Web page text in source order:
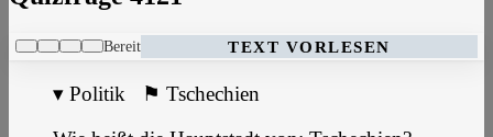
Bereit TEXT VORLESEN
▾ Politik ⚑ Tschechien